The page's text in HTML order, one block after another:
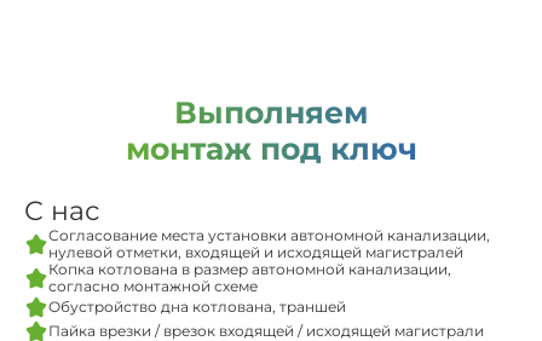
Выполняем
монтаж под ключ
С нас
Согласование места установки автономной канализации,
нулевой отметки, входящей и исходящей магистралей
Копка котлована в размер автономной канализации,
согласно монтажной схеме
Обустройство дна котлована, траншей
Пайка врезки / врезок входящей / исходящей магистрали